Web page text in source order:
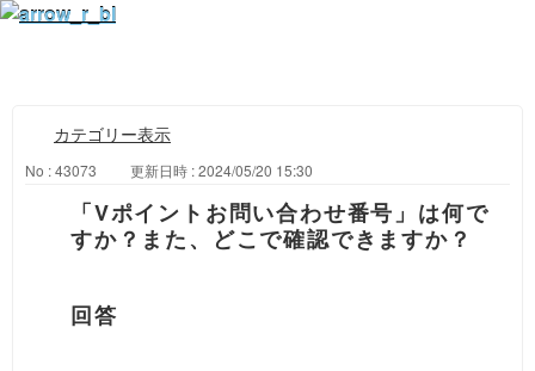
カテゴリー表示
No : 43073 更新日時 : 2024/05/20 15:30
「Vポイントお問い合わせ番号」は何で
すか？また、どこで確認できますか？